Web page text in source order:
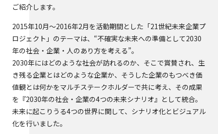
ご紹介します。
2015年10月～2016年2月を活動期間とした「21世紀未来企業プ
ロジェクト」のテーマは、“不確実な未来への準備として2030
年の社会・企業・人のあり方を考える”。
2030年にはどのような社会が訪れるのか、そこで賞賛され、生
き残る企業とはどのような企業か、そうした企業のもつべき価
値観とは何かをマルチステークホルダーで共に考え、その成果
を『2030年の社会・企業の4つの未来シナリオ』として統合。
未来に起こりうる4つの世界に関して、シナリオ化とビジュアル
化を行いました。